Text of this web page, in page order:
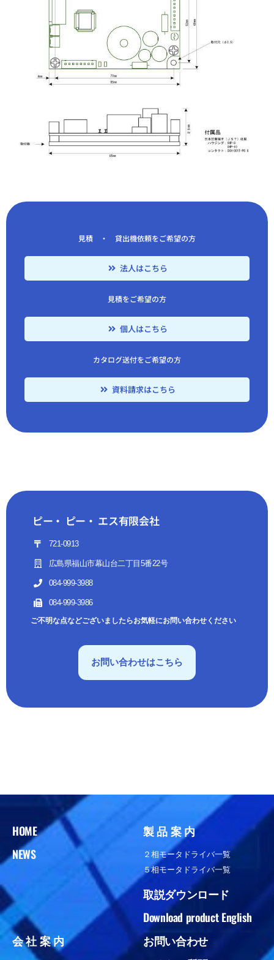
見積 ・ 貸出機依頼をご希望の方
法人はこちら
見積をご希望の方
個人はこちら
カタログ送付をご希望の方
資料請求はこちら
ピー・ ピー・ エス有限会社
721-0913
広島県福山市幕山台二丁目5番22号
084-999-3988
084-999-3986
ご不明な点などございましたらお気軽にお問い合わせください
お問い合わせはこちら
HOME
NEWS
製 品 案 内
２相モータドライバ一覧
５相モータドライバ一覧
取説ダウンロード
Download product English
会 社 案 内
お問い合わせ